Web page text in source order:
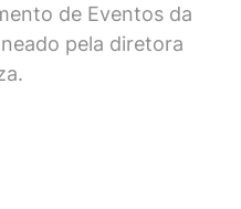
de Eventos da
pela diretora